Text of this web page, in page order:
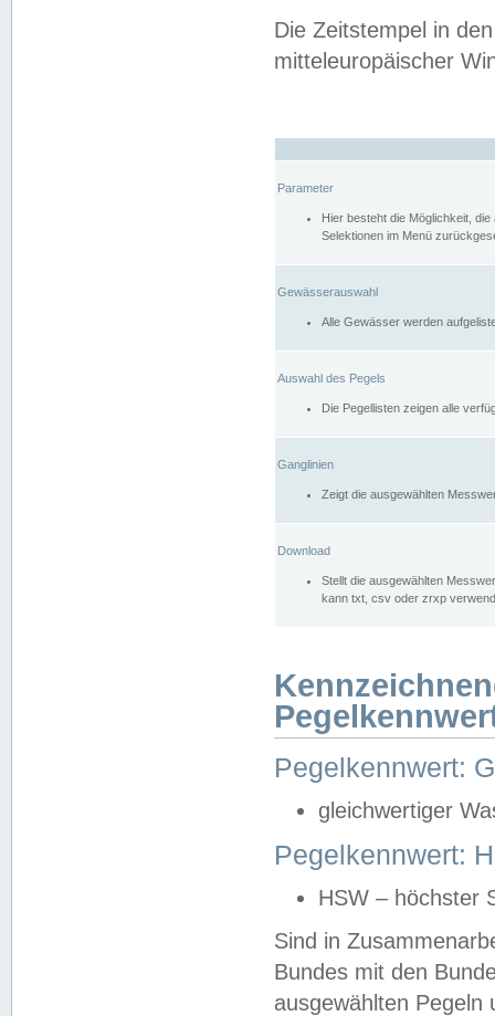
Die Zeitstempel in
mitteleuropäischer
Parameter
Hier besteht die Möglichkeit,
Selektionen im Menü
Gewässerauswahl
Alle Gewässer werden
Auswahl des Pegels
Die Pegellisten zeigen alle
Ganglinien
Zeigt die ausgewählten
Download
Stellt die ausgewählten
kann txt, csv oder zrxp
Pegelkennwert:
gleichwertiger
Pegelkennwert:
HSW – höchster
Sind in
Bundes mit den
ausgewählten